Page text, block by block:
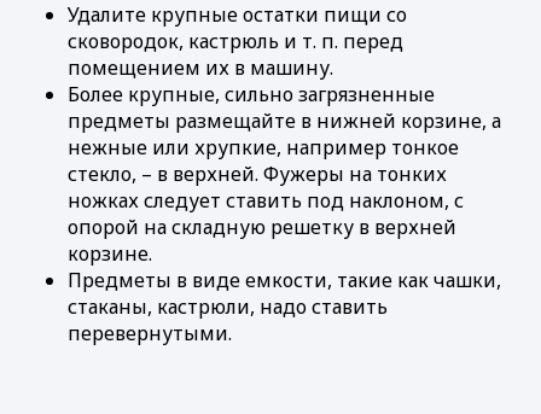
Удалите крупные остатки пищи со
сковородок, кастрюль и т. п. перед
помещением их в машину.
Более крупные, сильно загрязненные
предметы размещайте в нижней корзине, а
нежные или хрупкие, например тонкое
стекло, – в верхней. Фужеры на тонких
ножках следует ставить под наклоном, с
опорой на складную решетку в верхней
корзине.
Предметы в виде емкости, такие как чашки,
стаканы, кастрюли, надо ставить
перевернутыми.